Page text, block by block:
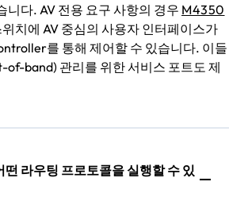
니다. AV 전용 요구 사항의 경우 M4350
치에 AV 중심의 사용자 인터페이스가
를 통해 제어할 수 있습니다. 이들
of-band) 관리를 위한 서비스 포트도 제
라우팅 프로토콜을 실행할 수 있